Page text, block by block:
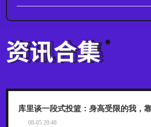
08-05 20:48